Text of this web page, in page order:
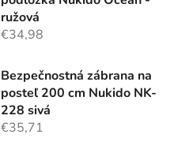
ružová
€34,98
Bezpečnostná zábrana na
posteľ 200 cm Nukido NK-
228 sivá
€35,71